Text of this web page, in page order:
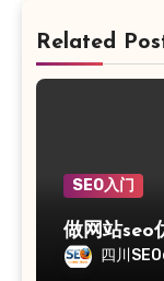
Related
SEO入门
做网站seo
四川